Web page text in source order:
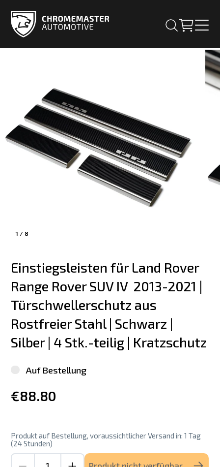
1 / 8
Einstiegsleisten für Land Rover
Range Rover SUV IV  2013-2021 |
Türschwellerschutz aus
Rostfreier Stahl | Schwarz |
Silber | 4 Stk.-teilig | Kratzschutz
Auf Bestellung
€88.80
Produkt auf Bestellung, voraussichtlicher Versand in: 1 Tag
(24 Stunden)